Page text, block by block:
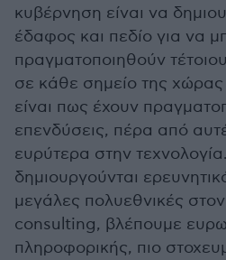
κυβέρνηση είναι να
έδαφος και πεδίο για να
πραγματοποιηθούν
σε κάθε σημείο της
είναι πως έχουν
επενδύσεις, πέρα από
ευρύτερα στην
δημιουργούνται
μεγάλες πολυεθνικές
consulting, βλέπουμε
πληροφορικής, πιο